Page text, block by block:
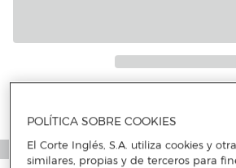
POLÍTICA SOBRE COOKIES
El Corte Inglés, S.A. utiliza cookies y
similares, propias y de terceros para